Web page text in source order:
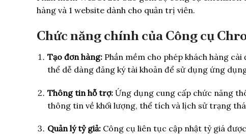
hàng và 1 website dành cho quản trị viên.
Chức năng chính của Công cụ
Tạo đơn hàng:Phần mềm cho phép khách hàng
thể dễ dàng đăng ký tài khoản để sử dụng ứng
Thông tin hỗ trợ:Ứng dụng cung cấp chức năng
thông tin về khối lượng, thể tích và lịch sử trạng
Quản lý tỷ giả:Công cụ liên tục cập nhật tỷ giá